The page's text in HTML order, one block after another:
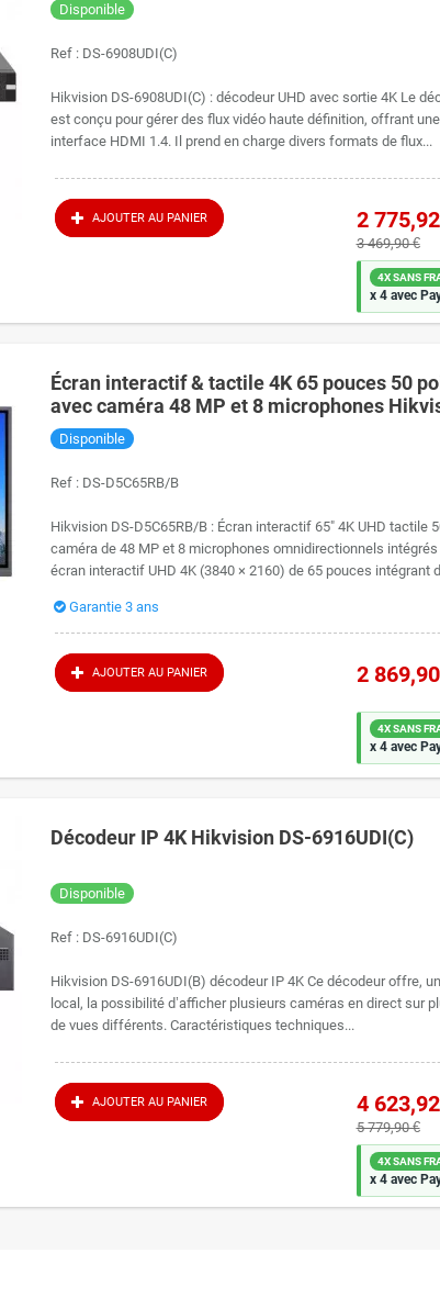
Disponible
Ref : DS-6908UDI(C)
Hikvision DS-6908UDI(C) : décodeur UHD avec sortie 4K Le
est conçu pour gérer des flux vidéo haute définition, offrant
interface HDMI 1.4. Il prend en charge divers formats de flux...
AJOUTER AU PANIER 2
3 469,90 €
4X SANS
x 4 avec
Écran interactif & tactile 4K 65 pouces 50
avec caméra 48 MP et 8 microphones
D5C65RB/B/EDLA
Disponible
Ref : DS-D5C65RB/B
Hikvision DS-D5C65RB/B : Écran interactif 65" 4K UHD tactile
caméra de 48 MP et 8 microphones omnidirectionnels intégrés
écran interactif UHD 4K (3840 × 2160) de 65 pouces intégrant
Garantie 3 ans
AJOUTER AU PANIER 2
4X SANS
x 4 avec
Décodeur IP 4K Hikvision DS-6916UDI(C)
Disponible
Ref : DS-6916UDI(C)
Hikvision DS-6916UDI(B) décodeur IP 4K Ce décodeur offre,
local, la possibilité d’afficher plusieurs caméras en direct sur
de vues différents. Caractéristiques techniques...
AJOUTER AU PANIER 4
5 779,90 €
4X SANS
x 4 avec